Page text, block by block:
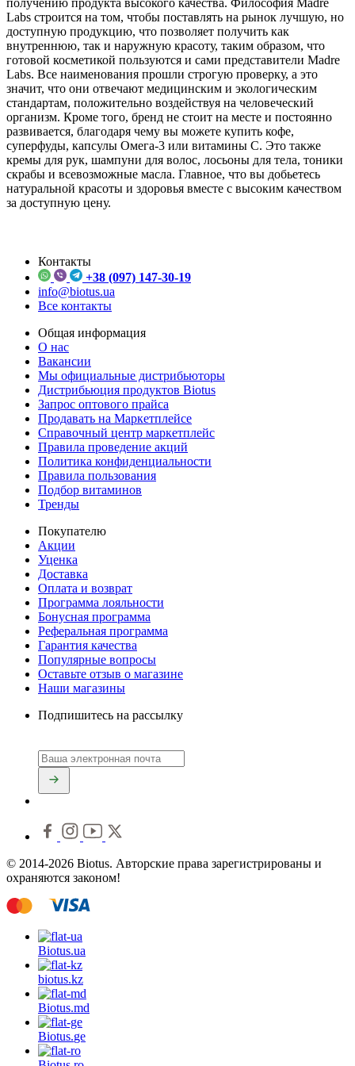
Labs строится на том, чтобы поставлять на рынок лучшую, но
доступную продукцию, что позволяет получить как
внутреннюю, так и наружную красоту, таким образом, что
готовой косметикой пользуются и сами представители Madre
Labs. Все наименования прошли строгую проверку, а это
значит, что они отвечают медицинским и экологическим
стандартам, положительно воздействуя на человеческий
организм. Кроме того, бренд не стоит на месте и постоянно
развивается, благодаря чему вы можете купить кофе,
суперфуды, капсулы Омега-3 или витамины С. Это также
кремы для рук, шампуни для волос, лосьоны для тела, тоники
скрабы и всевозможные масла. Главное, что вы добьетесь
натуральной красоты и здоровья вместе с высоким качеством
за доступную цену.
Контакты
+38 (097) 147-30-19
info@biotus.ua
Все контакты
Общая информация
О нас
Вакансии
Мы официальные дистрибьюторы
Дистрибьюция продуктов Biotus
Запрос оптового прайса
Продавать на Маркетплейсе
Справочный центр маркетплейс
Правила проведение акций
Политика конфиденциальности
Правила пользования
Подбор витаминов
Тренды
Покупателю
Акции
Уценка
Доставка
Оплата и возврат
Программа лояльности
Бонусная программа
Реферальная программа
Гарантия качества
Популярные вопросы
Оставьте отзыв о магазине
Наши магазины
Подпишитесь на рассылку
© 2014-2026 Biotus. Авторские права зарегистрированы и
охраняются законом!
Biotus.ua
biotus.kz
Biotus.md
Biotus.ge